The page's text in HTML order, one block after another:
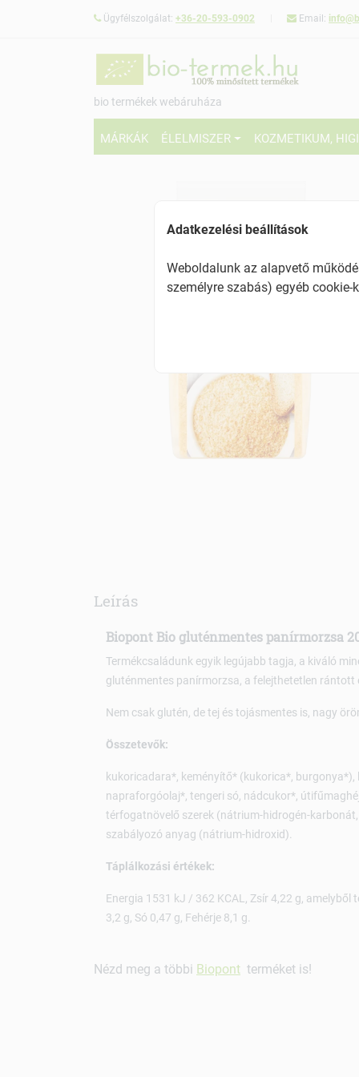
Ügyfélszolgálat: +36-20-593-0902 Email:
bio termékek webáruháza
MÁRKÁK ÉLELMISZER KOZMETIKUM,
Leírás
Biopont Bio gluténmentes panírmorzsa
Termékcsaládunk egyik legújabb tagja, a kiváló
gluténmentes panírmorzsa, a felejthetetlen
Nem csak glutén, de tej és tojásmentes is, nagy
Összetevők:
kukoricadara*, keményítő* (kukorica*,
napraforgóolaj*, tengeri só, nádcukor*,
térfogatnövelő szerek (nátrium-hidrogén-
szabályozó anyag (nátrium-hidroxid).
Táplálkozási értékek:
Energia 1531 kJ / 362 KCAL, Zsír 4,22 g,
3,2 g, Só 0,47 g, Fehérje 8,1 g.
Nézd meg a többi Biopont terméket is!
Adatkezelési beállítások
Weboldalunk az alapvető
személyre szabás) egyéb